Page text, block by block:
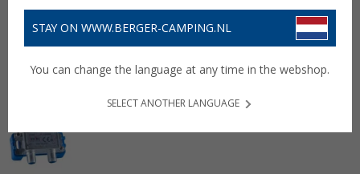
STAY ON WWW.BERGER-CAMPING.NL
You can change the language at any time in the webshop.
SELECT ANOTHER LANGUAGE